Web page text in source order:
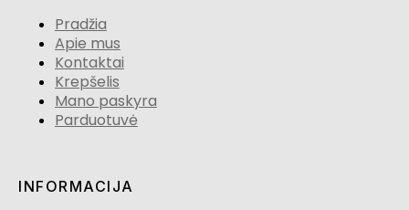
Pradžia
Apie mus
Kontaktai
Krepšelis
Mano paskyra
Parduotuvė
INFORMACIJA